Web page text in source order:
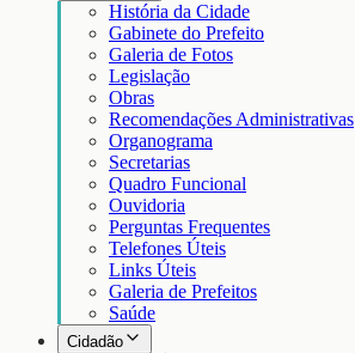
História da Cidade
Gabinete do Prefeito
Galeria de Fotos
Legislação
Obras
Recomendações Administrativas
Organograma
Secretarias
Quadro Funcional
Ouvidoria
Perguntas Frequentes
Telefones Úteis
Links Úteis
Galeria de Prefeitos
Saúde
Cidadão